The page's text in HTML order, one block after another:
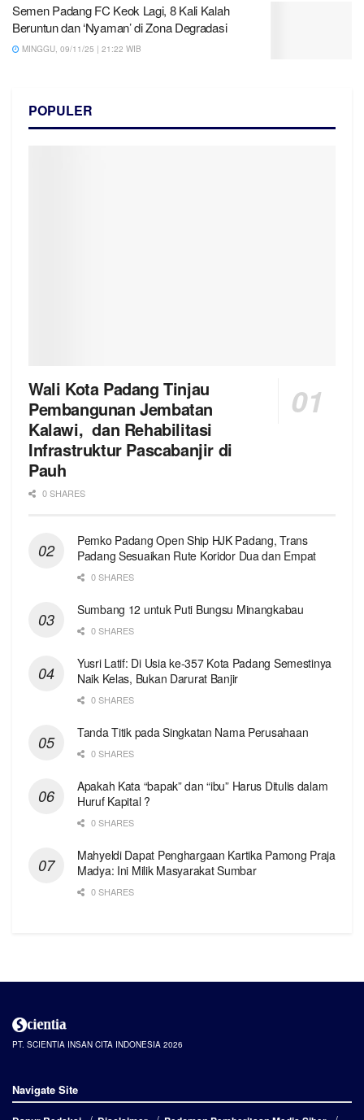
Semen Padang FC Keok Lagi, 8 Kali Kalah
Beruntun dan ‘Nyaman’ di Zona Degradasi
MINGGU, 09/11/25 | 21:22 WIB
POPULER
Wali Kota Padang Tinjau
Pembangunan Jembatan
Kalawi, dan Rehabilitasi
Infrastruktur Pascabanjir di
Pauh
0 SHARES
Pemko Padang Open Ship HJK Padang, Trans
Padang Sesuaikan Rute Koridor Dua dan Empat
0 SHARES
Sumbang 12 untuk Puti Bungsu Minangkabau
0 SHARES
Yusri Latif: Di Usia ke-357 Kota Padang Semestinya
Naik Kelas, Bukan Darurat Banjir
0 SHARES
Tanda Titik pada Singkatan Nama Perusahaan
0 SHARES
Apakah Kata “bapak” dan “ibu” Harus Ditulis dalam
Huruf Kapital ?
0 SHARES
Mahyeldi Dapat Penghargaan Kartika Pamong Praja
Madya: Ini Milik Masyarakat Sumbar
0 SHARES
PT. SCIENTIA INSAN CITA INDONESIA 2026
Navigate Site